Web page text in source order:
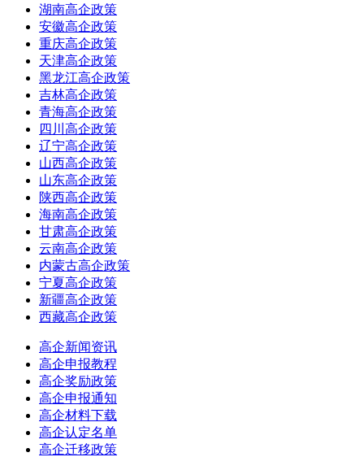
湖南高企政策
安徽高企政策
重庆高企政策
天津高企政策
黑龙江高企政策
吉林高企政策
青海高企政策
四川高企政策
辽宁高企政策
山西高企政策
山东高企政策
陕西高企政策
海南高企政策
甘肃高企政策
云南高企政策
内蒙古高企政策
宁夏高企政策
新疆高企政策
西藏高企政策
高企新闻资讯
高企申报教程
高企奖励政策
高企申报通知
高企材料下载
高企认定名单
高企迁移政策